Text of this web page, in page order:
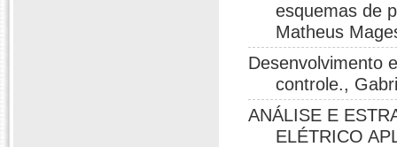
esquemas de
Matheus
Desenvolvimento
controle.,
ANÁLISE E
ELÉTRICO